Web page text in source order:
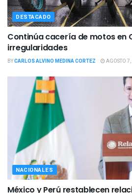
DESTACADO
Continúa cacería de motos en
irregularidades
BYCARLOS ALVINO MEDINA CORTEZ AGOSTO
NACIONALES
México y Perú restablecen